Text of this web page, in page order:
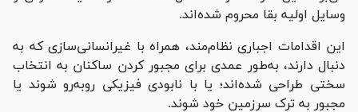
وسایل اولیه بقا محروم شده‌اند.
این اقدامات اجباری نظام‌مند، همراه با غیرانسانی‌سازی که به
دنبال دارند، به‌طور عمدی برای مجبور کردن ساکنان به انتخاب
سختی طراحی شده‌اند؛ یا با نابودی فیزیکی رو‌به‌رو شوند یا
مجبور به ترک سرزمین خود شوند.